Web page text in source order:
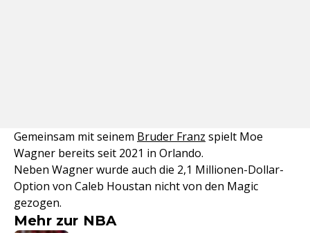
Gemeinsam mit seinem Bruder Franz spielt Moe
Wagner bereits seit 2021 in Orlando.
Neben Wagner wurde auch die 2,1 Millionen-Dollar-
Option von Caleb Houstan nicht von den Magic
gezogen.
Mehr zur NBA